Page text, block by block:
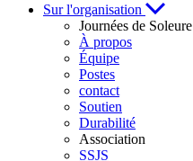
Sur l'organisation
Journées de Soleure
À propos
Équipe
Postes
contact
Soutien
Durabilité
Association
SSJS